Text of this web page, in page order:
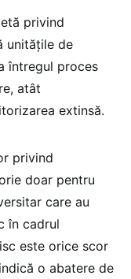
privind
unitățile de
întregul proces
atât
extinsă.
privind
doar pentru
care au
în cadrul
este orice scor
o abatere de